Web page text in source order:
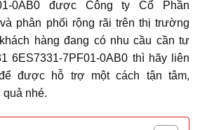
0AB0 được Công ty Cổ Phần
phân phối rộng rãi trên thị trường
hàng đang có nhu cầu cần tư
6ES7331-7PF01-0AB0 thì hãy liên
để được hỗ trợ một cách tận tâm,
quả nhé.